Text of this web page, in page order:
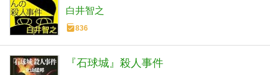
白井智之
836
『石球城』殺人事件